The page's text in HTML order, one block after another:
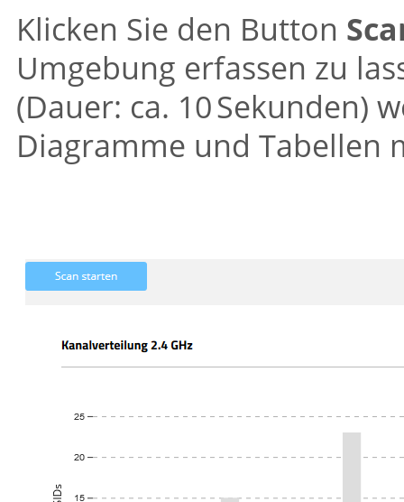
Klicken Sie den Button
Umgebung erfassen zu
(Dauer: ca. 10 Sekunden)
Diagramme und Tabellen